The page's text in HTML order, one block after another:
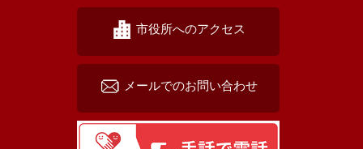
市役所へのアクセス
メールでのお問い合わせ